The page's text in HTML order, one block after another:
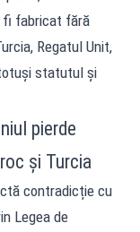
fi fabricat fără
Regatul Unit,
statutul și
pierde
și Turcia
contradicție cu
Legea de